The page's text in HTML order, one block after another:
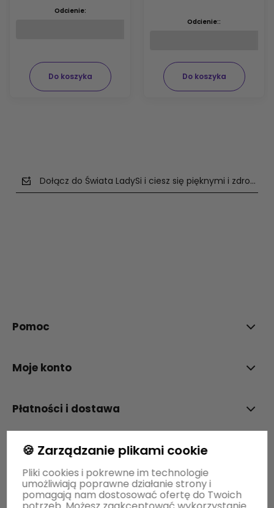
Do koszyka
Odcienie:
Do koszyka
Odcienie::
Dołącz do Świata LadySi i ciesz się pięknymi i
Pomoc
Moje konto
Płatności i dostawa
Informacje
O nas
🍪 Zarządzanie plikami cookie
Pliki cookies i pokrewne im technologie
umożliwiają poprawne działanie strony i
pomagają nam dostosować ofertę do Twoich